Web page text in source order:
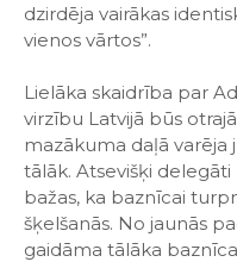
dzirdēja vairākas
vienos vārtos”.
Lielāka skaidrība par
virzību Latvijā būs
mazākuma daļā varēja
tālāk. Atsevišķi
bažas, ka baznīcai
šķelšanās. No jaunās
gaidāma tālāka